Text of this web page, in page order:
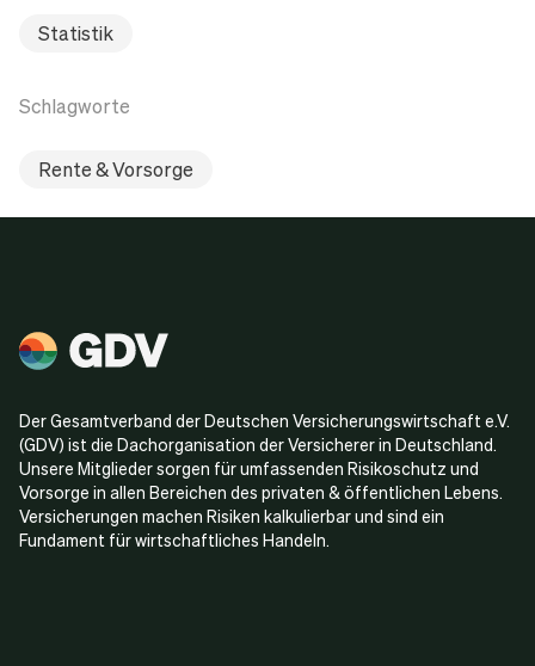
Statistik
Schlagworte
Rente & Vorsorge
Der Gesamtverband der Deutschen Versicherungswirtschaft e.V.
(GDV) ist die Dachorganisation der Versicherer in Deutschland.
Unsere Mitglieder sorgen für umfassenden Risikoschutz und
Vorsorge in allen Bereichen des privaten & öffentlichen Lebens.
Versicherungen machen Risiken kalkulierbar und sind ein
Fundament für wirtschaftliches Handeln.